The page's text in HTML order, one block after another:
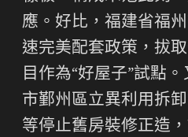
應。好比，福建省福
速完美配套政策，拔
目作為“好屋子”試點
市鄞州區立異利用拆
等停止舊房裝修正造